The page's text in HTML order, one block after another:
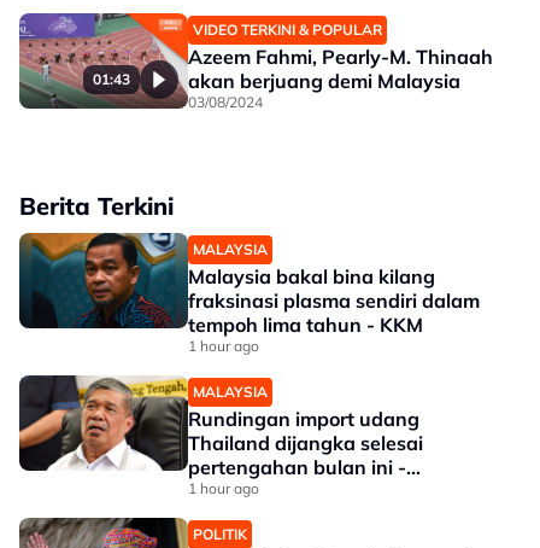
01:43
VIDEO TERKINI & POPULAR
Azeem Fahmi, Pearly-M. Thinaah
akan berjuang demi Malaysia
03/08/2024
Berita Terkini
MALAYSIA
Malaysia bakal bina kilang
fraksinasi plasma sendiri dalam
tempoh lima tahun - KKM
1 hour ago
MALAYSIA
Rundingan import udang
Thailand dijangka selesai
pertengahan bulan ini -
Mohamad
1 hour ago
POLITIK